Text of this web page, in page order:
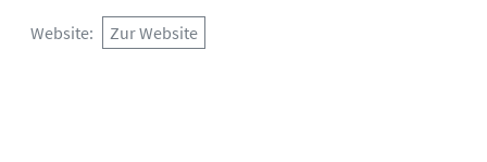
Website Zur Website